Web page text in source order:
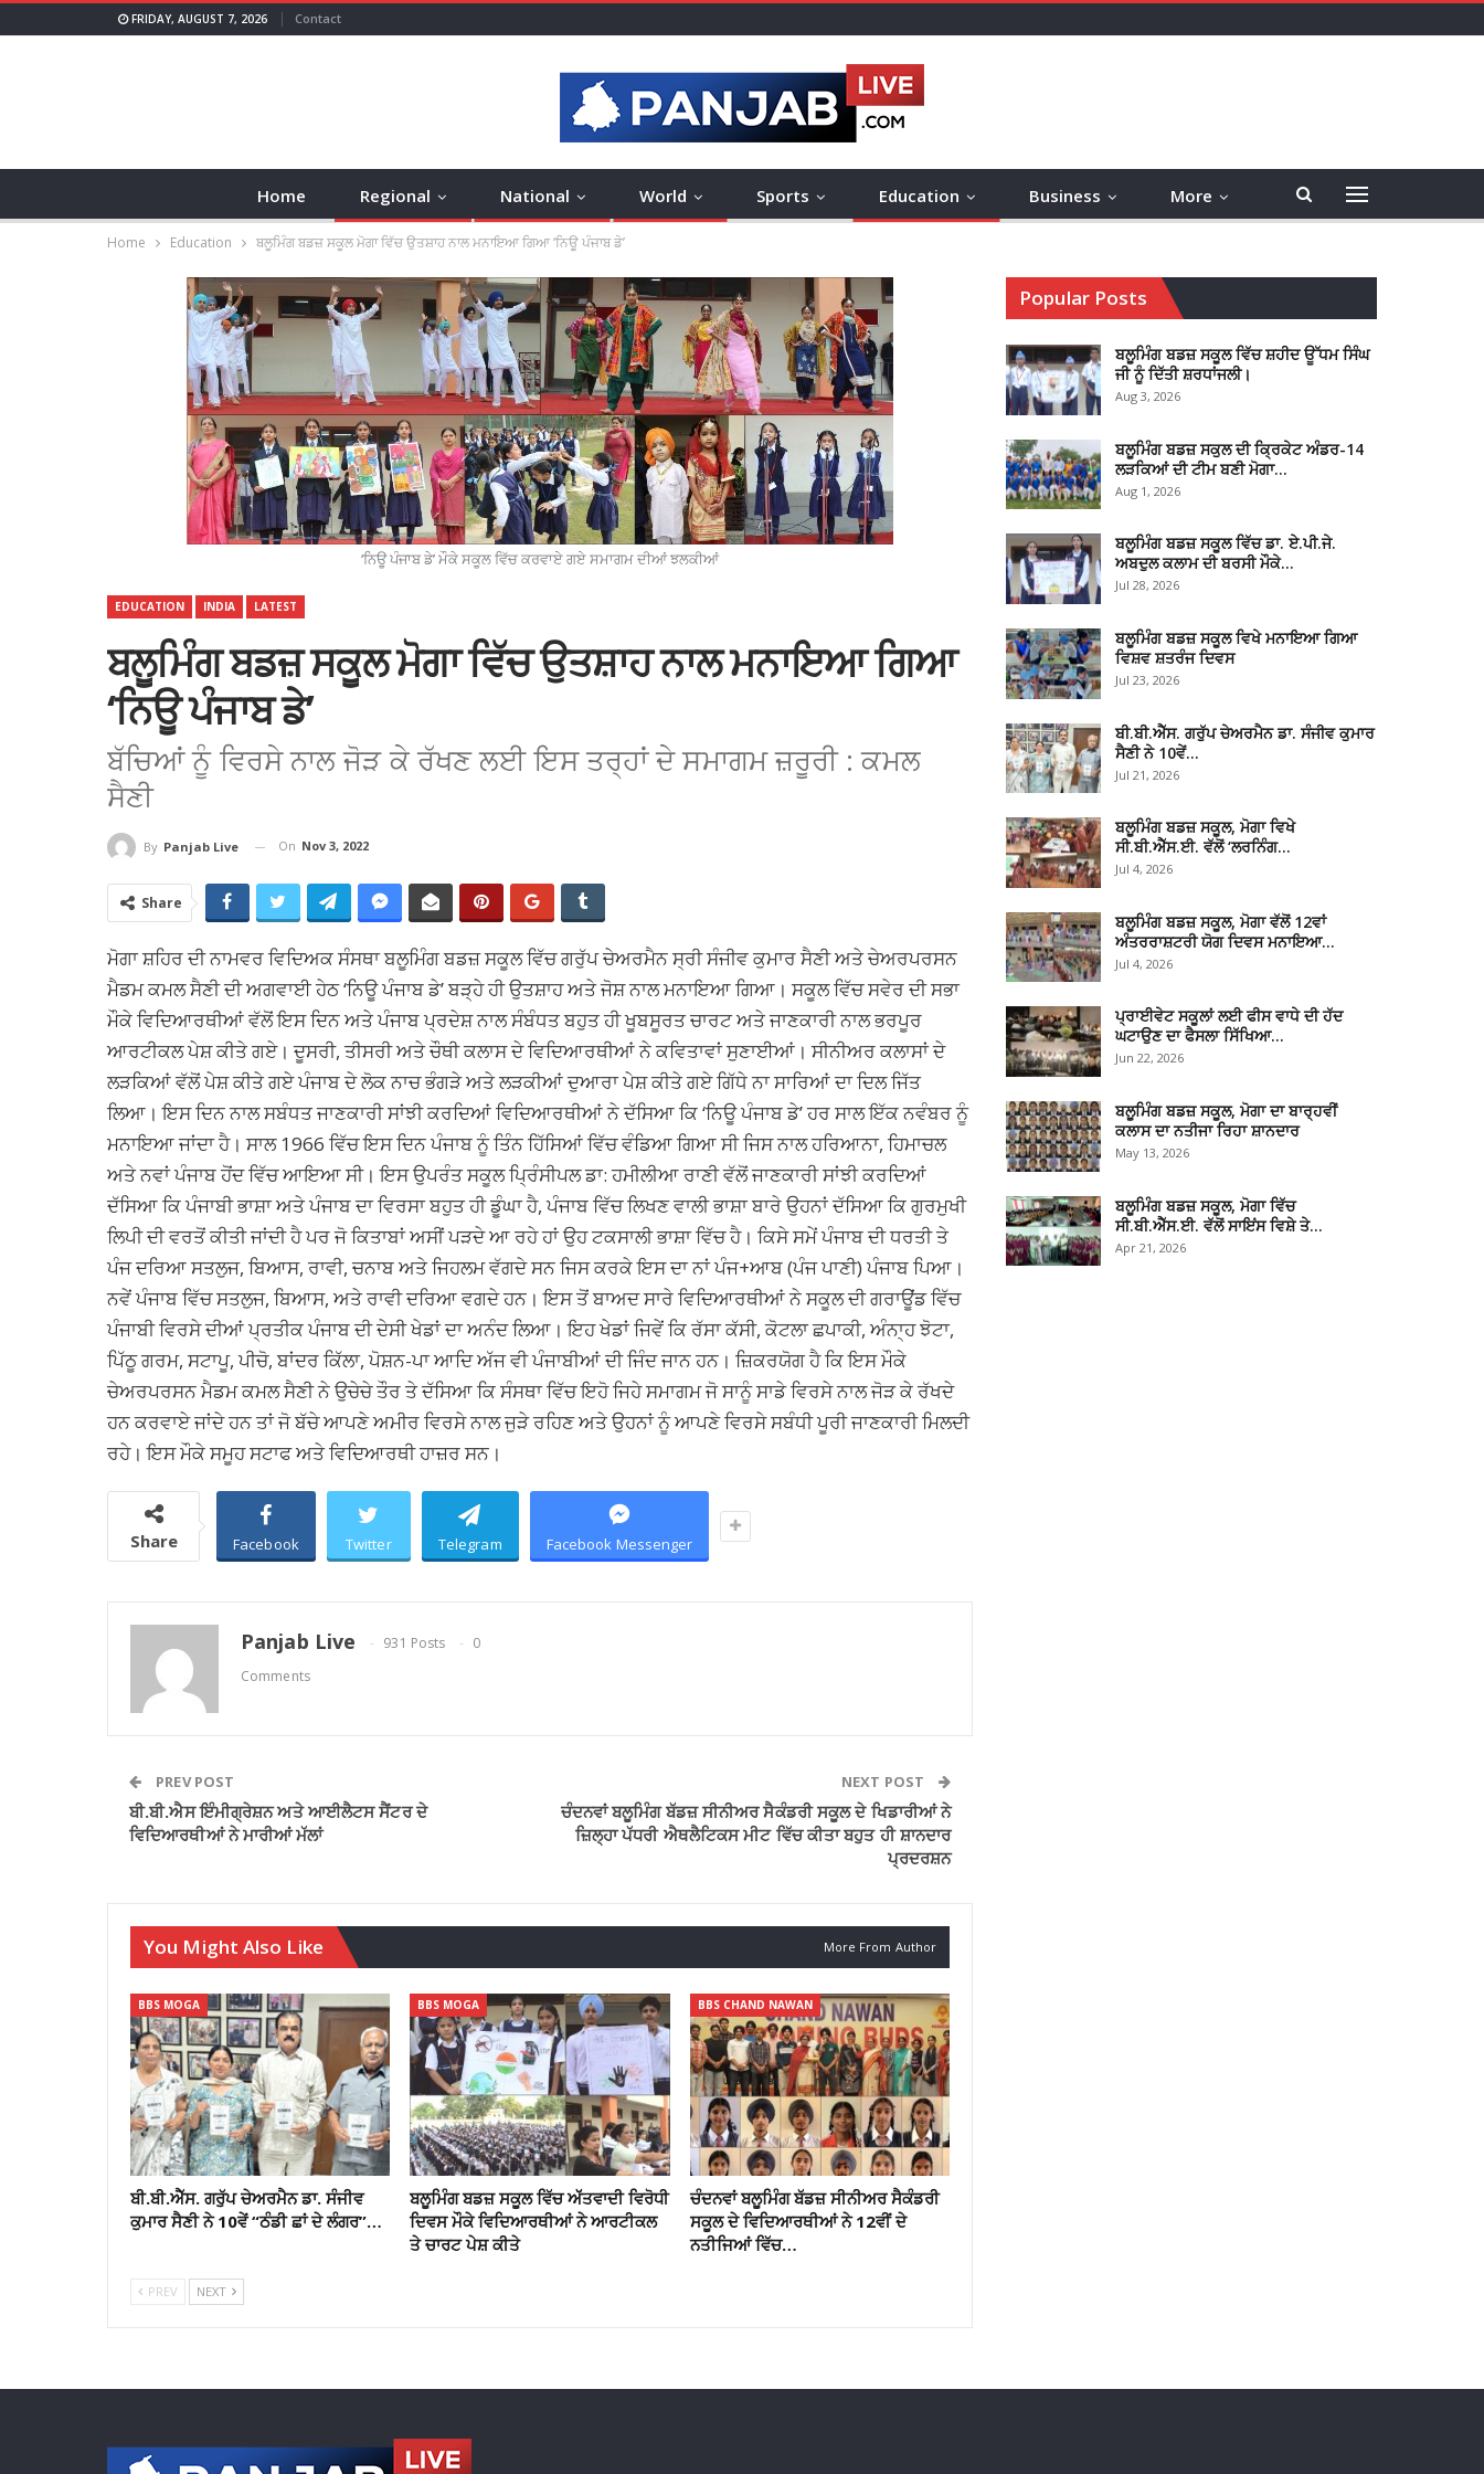
FRIDAY, AUGUST 7, 2026 Contact
Home Regional National World Sports Education Business More
Home Education ਬਲੂਮਿੰਗ ਬਡਜ਼ ਸਕੂਲ ਮੋਗਾ ਵਿੱਚ ਉਤਸ਼ਾਹ ਨਾਲ ਮਨਾਇਆ ਗਿਆ ‘ਨਿਊ ਪੰਜਾਬ ਡੇ’
‘ਨਿਊ ਪੰਜਾਬ ਡੇ’ ਮੌਕੇ ਸਕੂਲ ਵਿੱਚ ਕਰਵਾਏ ਗਏ ਸਮਾਗਮ ਦੀਆਂ ਝਲਕੀਆਂ
EDUCATION INDIA LATEST
ਬਲੂਮਿੰਗ ਬਡਜ਼ ਸਕੂਲ ਮੋਗਾ ਵਿੱਚ ਉਤਸ਼ਾਹ ਨਾਲ ਮਨਾਇਆ ਗਿਆ
‘ਨਿਊ ਪੰਜਾਬ ਡੇ’
ਬੱਚਿਆਂ ਨੂੰ ਵਿਰਸੇ ਨਾਲ ਜੋੜ ਕੇ ਰੱਖਣ ਲਈ ਇਸ ਤਰ੍ਹਾਂ ਦੇ ਸਮਾਗਮ ਜ਼ਰੂਰੀ : ਕਮਲ
ਸੈਣੀ
By Panjab Live On Nov 3, 2022
Share
ਮੋਗਾ ਸ਼ਹਿਰ ਦੀ ਨਾਮਵਰ ਵਿਦਿਅਕ ਸੰਸਥਾ ਬਲੂਮਿੰਗ ਬਡਜ਼ ਸਕੂਲ ਵਿੱਚ ਗਰੁੱਪ ਚੇਅਰਮੈਨ ਸ੍ਰੀ ਸੰਜੀਵ ਕੁਮਾਰ ਸੈਣੀ ਅਤੇ ਚੇਅਰਪਰਸਨ
ਮੈਡਮ ਕਮਲ ਸੈਣੀ ਦੀ ਅਗਵਾਈ ਹੇਠ ‘ਨਿਊ ਪੰਜਾਬ ਡੇ’ ਬੜ੍ਹੇ ਹੀ ਉਤਸ਼ਾਹ ਅਤੇ ਜੋਸ਼ ਨਾਲ ਮਨਾਇਆ ਗਿਆ। ਸਕੂਲ ਵਿੱਚ ਸਵੇਰ ਦੀ ਸਭਾ
ਮੌਕੇ ਵਿਦਿਆਰਥੀਆਂ ਵੱਲੋਂ ਇਸ ਦਿਨ ਅਤੇ ਪੰਜਾਬ ਪ੍ਰਦੇਸ਼ ਨਾਲ ਸੰਬੰਧਤ ਬਹੁਤ ਹੀ ਖੂਬਸੂਰਤ ਚਾਰਟ ਅਤੇ ਜਾਣਕਾਰੀ ਨਾਲ ਭਰਪੂਰ
ਆਰਟੀਕਲ ਪੇਸ਼ ਕੀਤੇ ਗਏ। ਦੂਸਰੀ, ਤੀਸਰੀ ਅਤੇ ਚੌਥੀ ਕਲਾਸ ਦੇ ਵਿਦਿਆਰਥੀਆਂ ਨੇ ਕਵਿਤਾਵਾਂ ਸੁਣਾਈਆਂ। ਸੀਨੀਅਰ ਕਲਾਸਾਂ ਦੇ
ਲੜਕਿਆਂ ਵੱਲੋਂ ਪੇਸ਼ ਕੀਤੇ ਗਏ ਪੰਜਾਬ ਦੇ ਲੋਕ ਨਾਚ ਭੰਗੜੇ ਅਤੇ ਲੜਕੀਆਂ ਦੁਆਰਾ ਪੇਸ਼ ਕੀਤੇ ਗਏ ਗਿੱਧੇ ਨਾ ਸਾਰਿਆਂ ਦਾ ਦਿਲ ਜਿੱਤ
ਲਿਆ। ਇਸ ਦਿਨ ਨਾਲ ਸਬੰਧਤ ਜਾਣਕਾਰੀ ਸਾਂਝੀ ਕਰਦਿਆਂ ਵਿਦਿਆਰਥੀਆਂ ਨੇ ਦੱਸਿਆ ਕਿ ‘ਨਿਊ ਪੰਜਾਬ ਡੇ’ ਹਰ ਸਾਲ ਇੱਕ ਨਵੰਬਰ ਨੂੰ
ਮਨਾਇਆ ਜਾਂਦਾ ਹੈ। ਸਾਲ 1966 ਵਿੱਚ ਇਸ ਦਿਨ ਪੰਜਾਬ ਨੂੰ ਤਿੰਨ ਹਿੱਸਿਆਂ ਵਿੱਚ ਵੰਡਿਆ ਗਿਆ ਸੀ ਜਿਸ ਨਾਲ ਹਰਿਆਨਾ, ਹਿਮਾਚਲ
ਅਤੇ ਨਵਾਂ ਪੰਜਾਬ ਹੋਂਦ ਵਿੱਚ ਆਇਆ ਸੀ। ਇਸ ਉਪਰੰਤ ਸਕੂਲ ਪ੍ਰਿੰਸੀਪਲ ਡਾ: ਹਮੀਲੀਆ ਰਾਣੀ ਵੱਲੋਂ ਜਾਣਕਾਰੀ ਸਾਂਝੀ ਕਰਦਿਆਂ
ਦੱਸਿਆ ਕਿ ਪੰਜਾਬੀ ਭਾਸ਼ਾ ਅਤੇ ਪੰਜਾਬ ਦਾ ਵਿਰਸਾ ਬਹੁਤ ਹੀ ਡੂੰਘਾ ਹੈ, ਪੰਜਾਬ ਵਿੱਚ ਲਿਖਣ ਵਾਲੀ ਭਾਸ਼ਾ ਬਾਰੇ ਉਹਨਾਂ ਦੱਸਿਆ ਕਿ ਗੁਰਮੁਖੀ
ਲਿਪੀ ਦੀ ਵਰਤੋਂ ਕੀਤੀ ਜਾਂਦੀ ਹੈ ਪਰ ਜੋ ਕਿਤਾਬਾਂ ਅਸੀਂ ਪੜਦੇ ਆ ਰਹੇ ਹਾਂ ਉਹ ਟਕਸਾਲੀ ਭਾਸ਼ਾ ਵਿੱਚ ਹੈ। ਕਿਸੇ ਸਮੇਂ ਪੰਜਾਬ ਦੀ ਧਰਤੀ ਤੇ
ਪੰਜ ਦਰਿਆ ਸਤਲੁਜ, ਬਿਆਸ, ਰਾਵੀ, ਚਨਾਬ ਅਤੇ ਜਿਹਲਮ ਵੱਗਦੇ ਸਨ ਜਿਸ ਕਰਕੇ ਇਸ ਦਾ ਨਾਂ ਪੰਜ+ਆਬ (ਪੰਜ ਪਾਣੀ) ਪੰਜਾਬ ਪਿਆ।
ਨਵੇਂ ਪੰਜਾਬ ਵਿੱਚ ਸਤਲੁਜ, ਬਿਆਸ, ਅਤੇ ਰਾਵੀ ਦਰਿਆ ਵਗਦੇ ਹਨ। ਇਸ ਤੋਂ ਬਾਅਦ ਸਾਰੇ ਵਿਦਿਆਰਥੀਆਂ ਨੇ ਸਕੂਲ ਦੀ ਗਰਾਊਂਡ ਵਿੱਚ
ਪੰਜਾਬੀ ਵਿਰਸੇ ਦੀਆਂ ਪ੍ਰਤੀਕ ਪੰਜਾਬ ਦੀ ਦੇਸੀ ਖੇਡਾਂ ਦਾ ਅਨੰਦ ਲਿਆ। ਇਹ ਖੇਡਾਂ ਜਿਵੇਂ ਕਿ ਰੱਸਾ ਕੱਸੀ, ਕੋਟਲਾ ਛਪਾਕੀ, ਅੰਨਾ੍ਹ ਝੋਟਾ,
ਪਿੱਠੂ ਗਰਮ, ਸਟਾਪੂ, ਪੀਚੋ, ਬਾਂਦਰ ਕਿੱਲਾ, ਪੋਸ਼ਨ-ਪਾ ਆਦਿ ਅੱਜ ਵੀ ਪੰਜਾਬੀਆਂ ਦੀ ਜਿੰਦ ਜਾਨ ਹਨ। ਜ਼ਿਕਰਯੋਗ ਹੈ ਕਿ ਇਸ ਮੌਕੇ
ਚੇਅਰਪਰਸਨ ਮੈਡਮ ਕਮਲ ਸੈਣੀ ਨੇ ਉਚੇਚੇ ਤੌਰ ਤੇ ਦੱਸਿਆ ਕਿ ਸੰਸਥਾ ਵਿੱਚ ਇਹੋ ਜਿਹੇ ਸਮਾਗਮ ਜੋ ਸਾਨੂੰ ਸਾਡੇ ਵਿਰਸੇ ਨਾਲ ਜੋੜ ਕੇ ਰੱਖਦੇ
ਹਨ ਕਰਵਾਏ ਜਾਂਦੇ ਹਨ ਤਾਂ ਜੋ ਬੱਚੇ ਆਪਣੇ ਅਮੀਰ ਵਿਰਸੇ ਨਾਲ ਜੁੜੇ ਰਹਿਣ ਅਤੇ ਉਹਨਾਂ ਨੂੰ ਆਪਣੇ ਵਿਰਸੇ ਸਬੰਧੀ ਪੂਰੀ ਜਾਣਕਾਰੀ ਮਿਲਦੀ
ਰਹੇ। ਇਸ ਮੌਕੇ ਸਮੂਹ ਸਟਾਫ ਅਤੇ ਵਿਦਿਆਰਥੀ ਹਾਜ਼ਰ ਸਨ।
Share Facebook Twitter Telegram Facebook Messenger
Panjab Live 931 Posts
0
Comments
PREV POST
ਬੀ.ਬੀ.ਐਸ ਇੰਮੀਗ੍ਰੇਸ਼ਨ ਅਤੇ ਆਈਲੈਟਸ ਸੈਂਟਰ ਦੇ
ਵਿਦਿਆਰਥੀਆਂ ਨੇ ਮਾਰੀਆਂ ਮੱਲਾਂ
NEXT POST
ਚੰਦਨਵਾਂ ਬਲੂਮਿੰਗ ਬੱਡਜ਼ ਸੀਨੀਅਰ ਸੈਕੰਡਰੀ ਸਕੂਲ ਦੇ ਖਿਡਾਰੀਆਂ ਨੇ
ਜ਼ਿਲ੍ਹਾ ਪੱਧਰੀ ਐਥਲੈਟਿਕਸ ਮੀਟ ਵਿੱਚ ਕੀਤਾ ਬਹੁਤ ਹੀ ਸ਼ਾਨਦਾਰ
ਪ੍ਰਦਰਸ਼ਨ
You Might Also Like More From Author
BBS MOGA
ਬੀ.ਬੀ.ਐੱਸ. ਗਰੁੱਪ ਚੇਅਰਮੈਨ ਡਾ. ਸੰਜੀਵ
ਕੁਮਾਰ ਸੈਣੀ ਨੇ 10ਵੇਂ “ਠੰਡੀ ਛਾਂ ਦੇ ਲੰਗਰ”…
BBS MOGA
ਬਲੂਮਿੰਗ ਬਡਜ਼ ਸਕੂਲ ਵਿੱਚ ਅੱੱਤਵਾਦੀ ਵਿਰੋਧੀ
ਦਿਵਸ ਮੌਕੇ ਵਿਦਿਆਰਥੀਆਂ ਨੇ ਆਰਟੀਕਲ
ਤੇ ਚਾਰਟ ਪੇਸ਼ ਕੀਤੇ
BBS CHAND NAWAN
ਚੰਦਨਵਾਂ ਬਲੂਮਿੰਗ ਬੱਡਜ਼ ਸੀਨੀਅਰ ਸੈਕੰਡਰੀ
ਸਕੂਲ ਦੇ ਵਿਦਿਆਰਥੀਆਂ ਨੇ 12ਵੀਂ ਦੇ
ਨਤੀਜਿਆਂ ਵਿੱਚ…
PREV NEXT
Popular Posts
ਬਲੂਮਿੰਗ ਬਡਜ਼ ਸਕੂਲ ਵਿੱਚ ਸ਼ਹੀਦ ਊੱਧਮ ਸਿੰਘ
ਜੀ ਨੂੰ ਦਿੱਤੀ ਸ਼ਰਧਾਂਜਲੀ।
Aug 3, 2026
ਬਲੂਮਿੰਗ ਬਡਜ਼ ਸਕੁਲ ਦੀ ਕ੍ਰਿਕੇਟ ਅੰਡਰ-14
ਲੜਕਿਆਂ ਦੀ ਟੀਮ ਬਣੀ ਮੋਗਾ…
Aug 1, 2026
ਬਲੂਮਿੰਗ ਬਡਜ਼ ਸਕੂਲ ਵਿੱਚ ਡਾ. ਏ.ਪੀ.ਜੇ.
ਅਬਦੁਲ ਕਲਾਮ ਦੀ ਬਰਸੀ ਮੌਕੇ…
Jul 28, 2026
ਬਲੂਮਿੰਗ ਬਡਜ਼ ਸਕੂਲ ਵਿਖੇ ਮਨਾਇਆ ਗਿਆ
ਵਿਸ਼ਵ ਸ਼ਤਰੰਜ ਦਿਵਸ
Jul 23, 2026
ਬੀ.ਬੀ.ਐੱਸ. ਗਰੁੱਪ ਚੇਅਰਮੈਨ ਡਾ. ਸੰਜੀਵ ਕੁਮਾਰ
ਸੈਣੀ ਨੇ 10ਵੇਂ…
Jul 21, 2026
ਬਲੂਮਿੰਗ ਬਡਜ਼ ਸਕੂਲ, ਮੋਗਾ ਵਿਖੇ
ਸੀ.ਬੀ.ਐੱਸ.ਈ. ਵੱਲੋਂ ‘ਲਰਨਿੰਗ…
Jul 4, 2026
ਬਲੂਮਿੰਗ ਬਡਜ਼ ਸਕੂਲ, ਮੋਗਾ ਵੱਲੋਂ 12ਵਾਂ
ਅੰਤਰਰਾਸ਼ਟਰੀ ਯੋਗ ਦਿਵਸ ਮਨਾਇਆ…
Jul 4, 2026
ਪ੍ਰਾਈਵੇਟ ਸਕੂਲਾਂ ਲਈ ਫੀਸ ਵਾਧੇ ਦੀ ਹੱਦ
ਘਟਾਉਣ ਦਾ ਫੈਸਲਾ ਸਿੱਖਿਆ…
Jun 22, 2026
ਬਲੂਮਿੰਗ ਬਡਜ਼ ਸਕੂਲ, ਮੋਗਾ ਦਾ ਬਾਰ੍ਹਵੀਂ
ਕਲਾਸ ਦਾ ਨਤੀਜਾ ਰਿਹਾ ਸ਼ਾਨਦਾਰ
May 13, 2026
ਬਲੂਮਿੰਗ ਬਡਜ਼ ਸਕੂਲ, ਮੋਗਾ ਵਿੱਚ
ਸੀ.ਬੀ.ਐੱਸ.ਈ. ਵੱਲੋਂ ਸਾਇਂਸ ਵਿਸ਼ੇ ਤੇ…
Apr 21, 2026